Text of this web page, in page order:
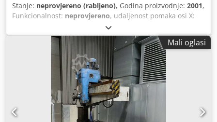
Stanje: neprovjereno (rabljeno), Godina proizvodnje: 2001,
Funkcionalnost: neprovjereno, udaljenost pomaka osi X:
600 mm
model upravljača:Heidenhain TNC 426, maksimalna
brzina okretanja:
8.000 okr/min , Nema minimalne cijene –
zajamčena prodaja najvišoj ponudi! TEHNIČKI DETALJI
Dsdpfjyv Ayfjx Af Tskr Pomak X-os: 1.200 mm Pomak Y-os:
600 mm Pomak Z-os: 800 mm Broj okretaja: 30–8.000 o/min
Prihvat vretena: ISO 40 Površina stola: 1.250 x 630 mm
Težina obratka: 1.000 kg Mjenjač alata: 24 DETALJI STROJA
Upravljanje: Heidenhain TNC 426 Dimenzije & Težina
Prostor potreban: cca 4,2 x 3,3 x 3,15 m Težina stroja: cca
Mali oglasi